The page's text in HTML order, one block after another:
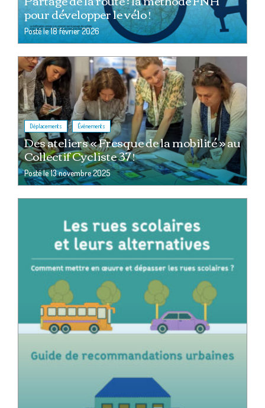
pour développer le vélo !
Posté le18 février 2026
Déplacements , Événements
Des ateliers « Fresque de la mobilité » au
Collectif Cycliste 37 !
Posté le13 novembre 2025